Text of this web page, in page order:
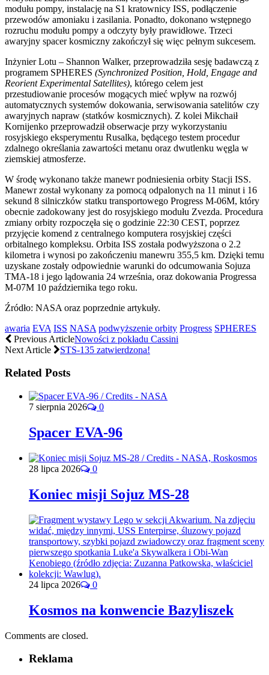
modułu pompy, instalację na S1 kratownicy ISS, podłączenie
przewodów amoniaku i zasilania. Ponadto, dokonano wstępnego
rozruchu modułu pompy a odczyty były prawidłowe. Trzeci
awaryjny spacer kosmiczny zakończył się więc pełnym sukcesem.
Inżynier Lotu – Shannon Walker, przeprowadziła sesję badawczą z
programem SPHERES (Synchronized Position, Hold, Engage and
Reorient Experimental Satellites), którego celem jest
przestudiowanie procesów mogących mieć wpływ na rozwój
automatycznych systemów dokowania, serwisowania satelitów czy
awaryjnych napraw (statków kosmicznych). Z kolei Mikchaił
Kornijenko przeprowadził obserwacje przy wykorzystaniu
rosyjskiego eksperymentu Rusalka, będącego testem procedur
zdalnego określania zawartości metanu oraz dwutlenku węgla w
ziemskiej atmosferze.
W środę wykonano także manewr podniesienia orbity Stacji ISS.
Manewr został wykonany za pomocą odpalonych na 11 minut i 16
sekund 8 silniczków statku transportowego Progress M-06M, który
obecnie zadokowany jest do rosyjskiego modułu Zvezda. Procedura
zmiany orbity rozpoczęła się o godzinie 22:30 CEST, poprzez
przyjęcie komend z centralnego komputera rosyjskiej części
orbitalnego kompleksu. Orbita ISS została podwyższona o 2.2
kilometra i wynosi po zakończeniu manewru 355,5 km. Dzięki temu
uzyskane zostały odpowiednie warunki do odcumowania Sojuza
TMA-18 i jego lądowania 24 września, oraz dokowania Progressa
M-07M 10 października tego roku.
Źródło: NASA oraz poprzednie artykuły.
awaria EVA ISS NASA podwyższenie orbity Progress SPHERES
Previous ArticleNowości z pokładu Cassini
Next Article
STS-135 zatwierdzona!
Related Posts
7 sierpnia 2026 0
Spacer EVA-96
28 lipca 2026 0
Koniec misji Sojuz MS-28
24 lipca 2026 0
Kosmos na konwencie Bazyliszek
Comments are closed.
Reklama